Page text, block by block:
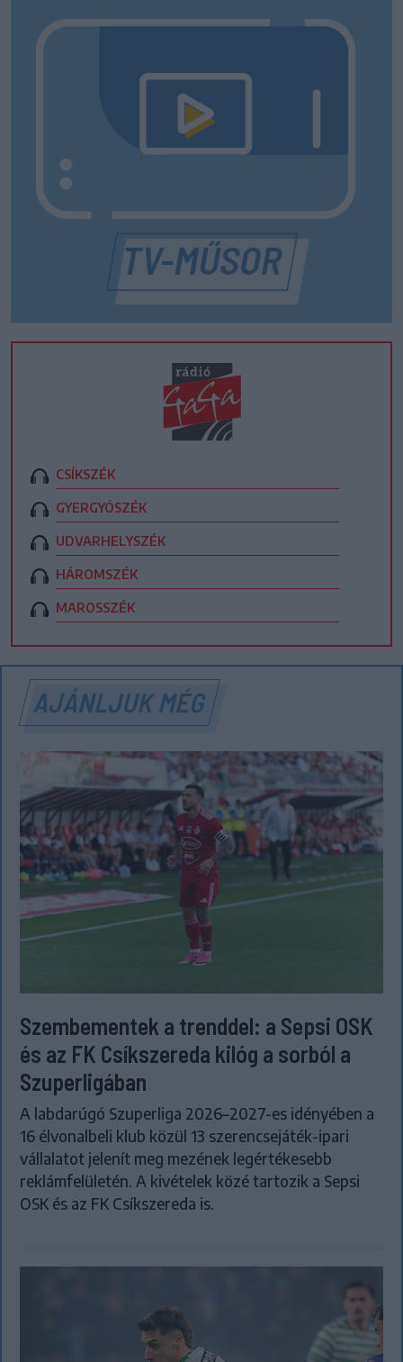
CSÍKSZÉK
GYERGYÓSZÉK
UDVARHELYSZÉK
HÁROMSZÉK
MAROSSZÉK
AJÁNLJUK MÉG
Szembementek a trenddel: a Sepsi OSK
és az FK Csíkszereda kilóg a sorból a
Szuperligában
A labdarúgó Szuperliga 2026–2027-es idényében a
16 élvonalbeli klub közül 13 szerencsejáték-ipari
vállalatot jelenít meg mezének legértékesebb
reklámfelületén. A kivételek közé tartozik a Sepsi
OSK és az FK Csíkszereda is.